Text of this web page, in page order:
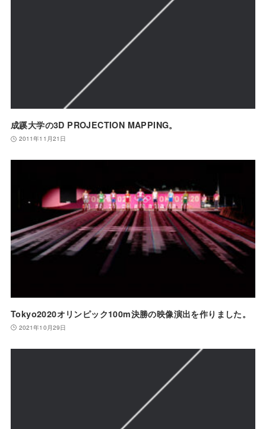
成蹊大学の3D PROJECTION MAPPING。
2011年11月21日
Tokyo2020オリンピック100m決勝の映像演出を作りました。
2021年10月29日